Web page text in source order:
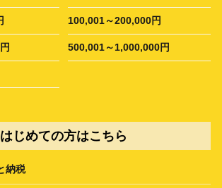
100,001～200,000円
500,001～1,000,000円
はじめての方はこちら
納税